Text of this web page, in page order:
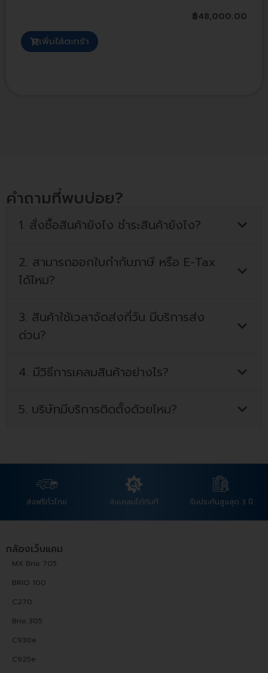
฿48,000.00
เพิ่มใส่ตะกร้า
คำถามที่พบบ่อย?
1. สั่งซื้อสินค้ายังไง ชำระสินค้ายังไง?
2. สามารถออกใบกำกับภาษี หรือ E-Tax
ได้ไหม?
3. สินค้าใช้เวลาจัดส่งกี่วัน มีบริการส่ง
ด่วน?
4. มีวิธีการเคลมสินค้าอย่างไร?
5. บริษัทมีบริการติดตั้งด้วยไหม?
ส่งฟรีทั่วไทย ส่งเคลมได้ทันที รับประกันสูงสุด 3 ปี
กล้องเว็บแคม
MX Brio 705
BRIO 100
C270
Brio 305
C930e
C925e